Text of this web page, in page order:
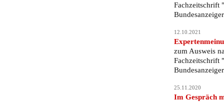
Fachzeitschrift
12.10.2021
zum Ausweis
Fachzeitschrift
25.11.2020
Im Gespräch